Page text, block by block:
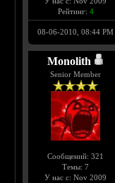
Рейтинг: 4
08-06-2010, 08:44 PM
Monolith
Senior Member
Сообщений: 321
Темы: 7
У нас с: Nov 2009